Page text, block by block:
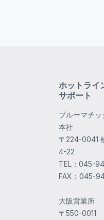
ホットライ
サポート
ブルーマチ
本社
〒224-0041
4-22
TEL：045-
FAX：045-
大阪営業所
〒550-0011